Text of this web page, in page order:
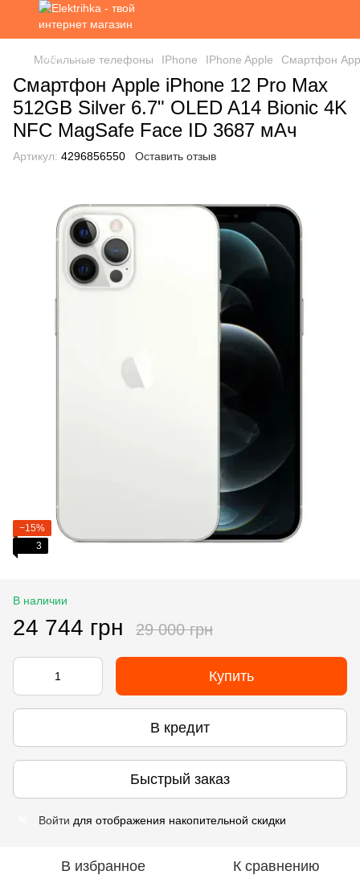
Мобильные телефоны IPhone IPhone Apple Смартфон
Смартфон Apple iPhone 12 Pro Max
512GB Silver 6.7" OLED A14 Bionic 4K
NFC MagSafe Face ID 3687 мАч
Артикул: 4296856550 Оставить отзыв
−15%
3
В наличии
24 744 грн 29 000 грн
Купить
В кредит
Быстрый заказ
Войти для отображения накопительной скидки
В избранное К сравнению